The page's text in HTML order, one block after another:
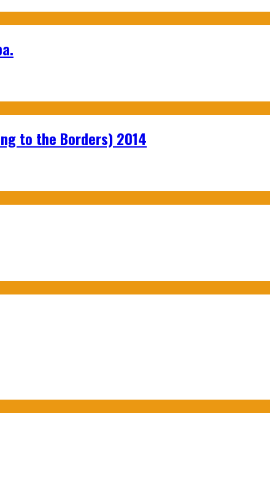
to the Borders) 2014